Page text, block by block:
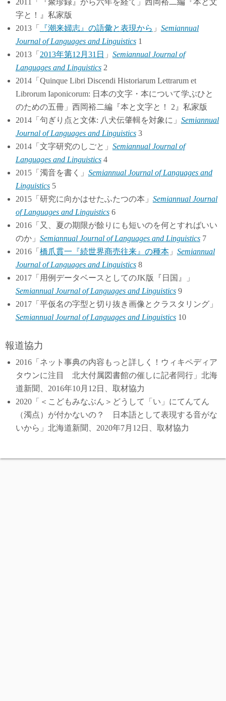
字と！』私家版
2013「
『潮来婦志』の語彙と表現から 」 Semiannual
Journal of Languages and Linguistics1
2013「 2013年第12月31日 」 Semiannual Journal of
Languages and Linguistics2
2014「Quinque Libri Discendi Historiarum Lettrarum et
Librorum Iaponicorum: 日本の文字・本について学ぶひと
のための五冊」西岡裕二編『本と文字と！ 2』私家版
2014「句ぎり点と文体: 八犬伝肇輯を対象に」 Semiannual
Journal of Languages and Linguistics3
2014「文字研究のしごと」 Semiannual Journal of
Languages and Linguistics4
2015「濁音を書く」 Semiannual Journal of Languages and
Linguistics5
2015「研究に向かはせたふたつの本」 Semiannual Journal
of Languages and Linguistics6
2016「又、夏の期限が餘りにも短いのを何とすればいい
のか」 Semiannual Journal of Languages and Linguistics7
2016「 橋爪貫一『続世界商売往来』の種本」 Semiannual
Journal of Languages and Linguistics8
2017「用例データベースとしてのJK版『日国』」
Semiannual Journal of Languages and Linguistics9
2017「平仮名の字型と切り抜き画像とクラスタリング」
Semiannual Journal of Languages and Linguistics10
報道協力
2016「ネット事典の内容もっと詳しく！ウィキペディア
タウンに注目 北大付属図書館の催しに記者同行」北海
道新聞、2016年10月12日、取材協力
2020「＜こどもみなぶん＞どうして「い」にてんてん
（濁点）が付かないの？ 日本語として表現する音がな
いから」北海道新聞、2020年7月12日、取材協力